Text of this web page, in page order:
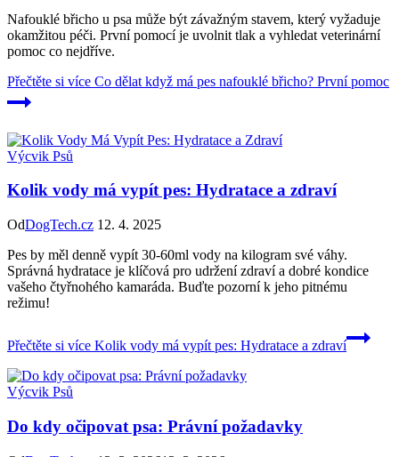
Nafouklé břicho u psa může být závažným stavem, který vyžaduje
okamžitou péči. První pomocí je uvolnit tlak a vyhledat veterinární
pomoc co nejdříve.
Přečtěte si více Co dělat když má pes nafouklé břicho? První pomoc
Výcvik Psů
Kolik vody má vypít pes: Hydratace a zdraví
OdDogTech.cz 12. 4. 2025
Pes by měl denně vypít 30-60ml vody na kilogram své váhy.
Správná hydratace je klíčová pro udržení zdraví a dobré kondice
vašeho čtyřnohého kamaráda. Buďte pozorní k jeho pitnému
režimu!
Přečtěte si více Kolik vody má vypít pes: Hydratace a zdraví
Výcvik Psů
Do kdy očipovat psa: Právní požadavky